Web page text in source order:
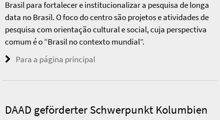
Brasil para fortalecer e institucionalizar a pesquisa de longa
data no Brasil. O foco do centro são projetos e atividades de
pesquisa com orientação cultural e social, cuja perspectiva
comum é o “Brasil no contexto mundial”.
Para a página principal
DAAD geförderter Schwerpunkt Kolumbien